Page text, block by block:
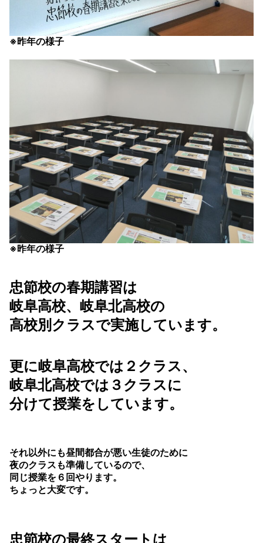
※昨年の様子
※昨年の様子
忠節校の春期講習は
岐阜高校、岐阜北高校の
高校別クラスで実施しています。
更に岐阜高校では２クラス、
岐阜北高校では３クラスに
分けて授業をしています。
それ以外にも昼間都合が悪い生徒のために
夜のクラスも準備しているので、
同じ授業を６回やります。
ちょっと大変です。
忠節校の最終スタートは